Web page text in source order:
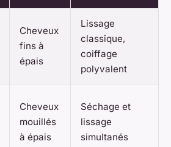
Cheveux
fins à
épais
Lissage
classique,
coiffage
polyvalent
Cheveux
mouillés
à épais
Séchage et
lissage
simultanés